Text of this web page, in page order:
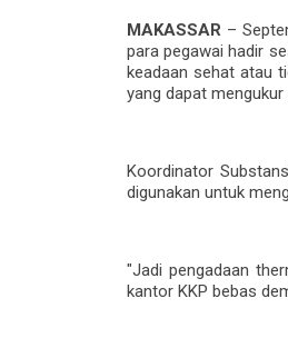
MAKASSAR –
para pegawai hadir
keadaan sehat atau
yang dapat mengukur
Koordinator
digunakan untuk
"Jadi pengadaan
kantor KKP bebas